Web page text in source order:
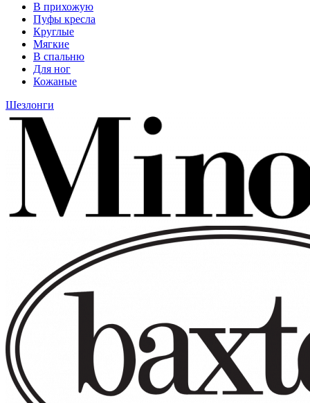
В прихожую
Пуфы кресла
Круглые
Мягкие
В спальню
Для ног
Кожаные
Шезлонги